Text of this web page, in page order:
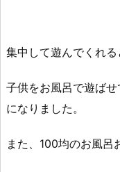
集中して遊んでくれる
子供をお風呂で遊ば
になりました。
また、100均のお風呂